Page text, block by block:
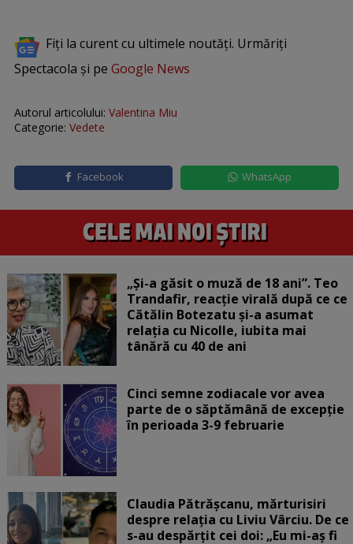
Fiți la curent cu ultimele noutăți. Urmăriți
Spectacola și pe Google News
Autorul articolului: Valentina Miu
Categorie: Vedete
Facebook WhatsApp
„Și-a găsit o muză de 18 ani”. Teo
Trandafir, reacție virală după ce ce
Cătălin Botezatu și-a asumat
relația cu Nicolle, iubita mai
tânără cu 40 de ani
Cinci semne zodiacale vor avea
parte de o săptămână de excepție
în perioada 3-9 februarie
Claudia Pătrășcanu, mărturisiri
despre relația cu Liviu Vârciu. De ce
s-au despărțit cei doi: „Eu mi-aș fi